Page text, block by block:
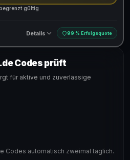
gültig
Details 99 % Erfolgsquote
Codes prüft
für aktive und zuverlässige
Codes automatisch zweimal täglich.